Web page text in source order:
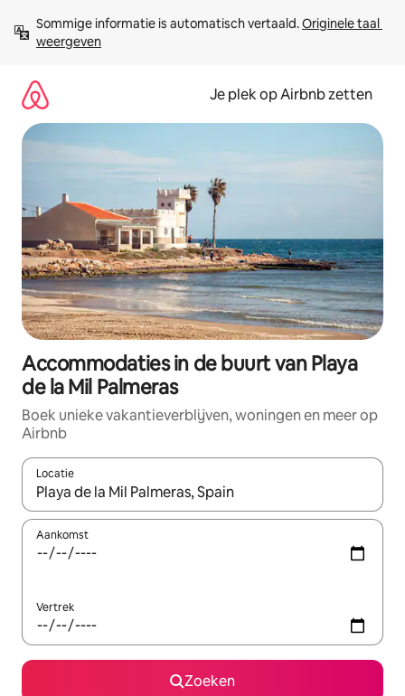
direct
naar
Sommige informatie is automatisch vertaald. Originele taal
weergeven
Je plek op Airbnb zetten
Accommodaties in de buurt van Playa
de la Mil Palmeras
Boek unieke vakantieverblijven, woningen en meer op
Airbnb
Locatie
Wanneer er resultaten beschikbaar zijn, maak je een keuze
Aankomst
Vertrek
Zoeken